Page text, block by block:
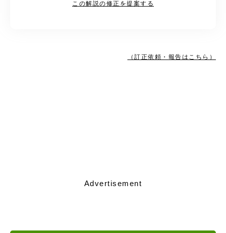
この解説の修正を提案する
（訂正依頼・報告はこちら）
Advertisement